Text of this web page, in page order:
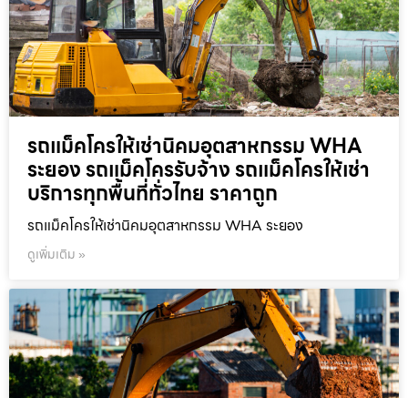
รถแม็คโครให้เช่านิคมอุตสาหกรรม WHA
ระยอง รถแม็คโครรับจ้าง รถแม็คโครให้เช่า
บริการทุกพื้นที่ทั่วไทย ราคาถูก
รถแม็คโครให้เช่านิคมอุตสาหกรรม WHA ระยอง
ดูเพิ่มเติม »